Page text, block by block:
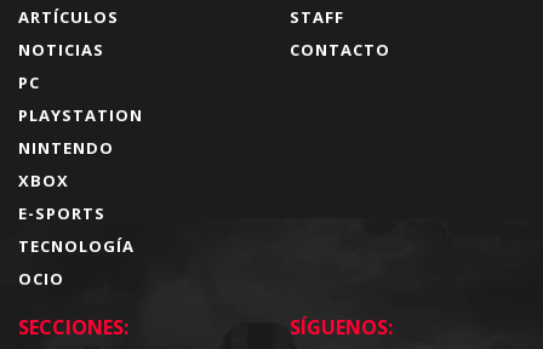
ARTÍCULOS
NOTICIAS
PC
PLAYSTATION
NINTENDO
XBOX
E-SPORTS
TECNOLOGÍA
OCIO
STAFF
CONTACTO
SECCIONES: SÍGUENOS: